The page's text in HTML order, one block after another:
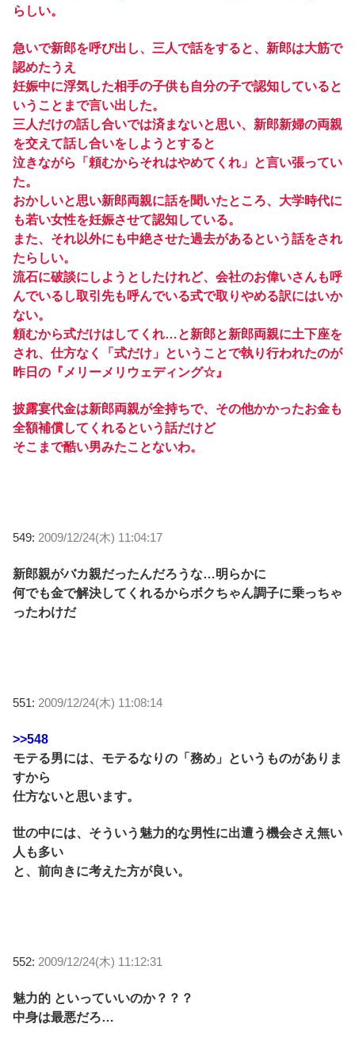
らしい。
急いで新郎を呼び出し、三人で話をすると、新郎は大筋で
認めたうえ
妊娠中に浮気した相手の子供も自分の子で認知していると
いうことまで言い出した。
三人だけの話し合いでは済まないと思い、新郎新婦の両親
を交えて話し合いをしようとすると
泣きながら「頼むからそれはやめてくれ」と言い張ってい
た。
おかしいと思い新郎両親に話を聞いたところ、大学時代に
も若い女性を妊娠させて認知している。
また、それ以外にも中絶させた過去があるという話をされ
たらしい。
流石に破談にしようとしたけれど、会社のお偉いさんも呼
んでいるし取引先も呼んでいる式で取りやめる訳にはいか
ない。
頼むから式だけはしてくれ…と新郎と新郎両親に土下座を
され、仕方なく「式だけ」ということで執り行われたのが
昨日の『メリーメリウェディング☆』
披露宴代金は新郎両親が全持ちで、その他かかったお金も
全額補償してくれるという話だけど
そこまで酷い男みたことないわ。
549: 2009/12/24(木) 11:04:17
新郎親がバカ親だったんだろうな…明らかに
何でも金で解決してくれるからボクちゃん調子に乗っちゃ
ったわけだ
551: 2009/12/24(木) 11:08:14
>>548
モテる男には、モテるなりの「務め」というものがありま
すから
仕方ないと思います。
世の中には、そういう魅力的な男性に出遭う機会さえ無い
人も多い
と、前向きに考えた方が良い。
552: 2009/12/24(木) 11:12:31
魅力的 といっていいのか？？？
中身は最悪だろ…